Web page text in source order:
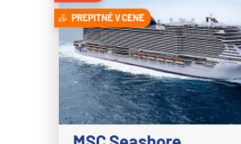
MSC Preziosa
MSC Seascape
MSC Seashore
MSC Seaside
MSC Seaview
MSC Sinfonia
PREPITNÉ V CENE